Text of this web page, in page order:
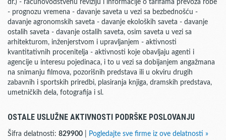
dr.) - računovodstvenu reviziju i informacije o tarifama prevoza robe
- prognozu vremena - davanje saveta u vezi sa bezbednošću -
davanje agronomskih saveta - davanje ekoloških saveta - davanje
ostalih saveta - davanje ostalih saveta, osim saveta u vezi sa
arhitekturom, inženjerstvom i upravljanjem - aktivnosti
kvantitativnih procenitelja - aktivnosti koje obavljaju agenti i
agencije u interesu pojedinaca, i to u vezi sa dobijanjem angažmana
na snimanju filmova, pozorišnih predstava ili u okviru drugih
zabavnih i sportskih priredbi, plasiranja knjiga, dramskih predstava,
umetničkih dela, fotografija i sl.
OSTALE USLUŽNE AKTIVNOSTI PODRŠKE POSLOVANJU
Šifra delatnosti: 829900 Pogledajte sve firme iz ove delatnosti »